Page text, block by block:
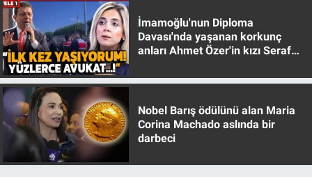
İmamoğlu'nun Diploma
Davası'nda yaşanan korkunç
anları Ahmet Özer'in kızı Seraf
Nobel Barış ödülünü alan Maria
Corina Machado aslında bir
darbeci